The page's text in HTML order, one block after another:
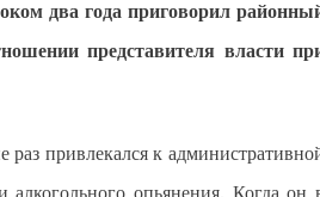
два года приговорил
представителя власти
привлекался к
алкогольного опьянения. Когда он